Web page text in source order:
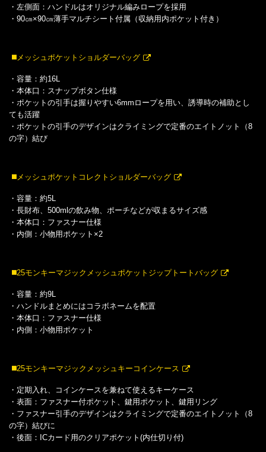
・左側面：ハンドルはオリジナル編みロープを採用
・90㎝×90㎝薄手マルチシート付属（収納用内ポケット付き）
◼️メッシュポケットショルダーバッグ
・容量：約16L
・本体口：スナップボタン仕様
・ポケットの引手は握りやすい6mmロープを用い、誘導時の補助とし
ても活躍
・ポケットの引手のデザインはクライミングで定番のエイトノット（8
の字）結び
◼️メッシュポケットコレクトショルダーバッグ
・容量：約5L
・長財布、500mlの飲み物、ポーチなどが収まるサイズ感
・本体口：ファスナー仕様
・内側：小物用ポケット×2
◼️25モンキーマジックメッシュポケットジップトートバッグ
・容量：約9L
・ハンドルまとめにはコラボネームを配置
・本体口：ファスナー仕様
・内側：小物用ポケット
◼️25モンキーマジックメッシュキーコインケース
・定期入れ、コインケースを兼ねて使えるキーケース
・表面：ファスナー付ポケット、鍵用ポケット、鍵用リング
・ファスナー引手のデザインはクライミングで定番のエイトノット（8
の字）結びに
・後面：ICカード用のクリアポケット(内仕切り付)